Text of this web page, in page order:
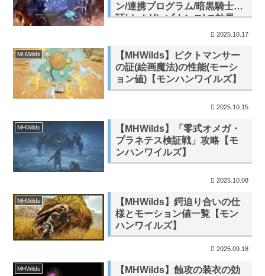
ン/連携プログラム/暗黒騎士の
証/オメガレゾナンス)の効果
2025.10.17
MHWilds
【MHWilds】ピクトマンサー
の証(絵画魔法)の性能(モーシ
ョン値)【モンハンワイルズ】
2025.10.15
MHWilds
【MHWilds】「零式オメガ・
プラネテス検証戦」攻略【モ
ンハンワイルズ】
2025.10.08
MHWilds
【MHWilds】鍔迫り合いの仕
様とモーション値一覧【モン
ハンワイルズ】
2025.09.18
MHWilds
【MHWilds】蝕攻の装衣の効